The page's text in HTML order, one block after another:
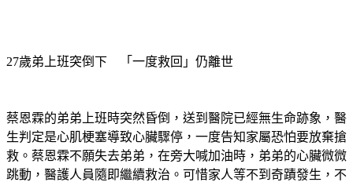
生判定是心肌梗塞導致心臟驟停，一度告知家屬恐怕要放棄搶
救。蔡恩霖不願失去弟弟，在旁大喊加油時，弟弟的心臟微微
跳動，醫護人員隨即繼續救治。可惜家人等不到奇蹟發生，不
忍弟弟受苦，艱難決定放手讓弟弟離開。